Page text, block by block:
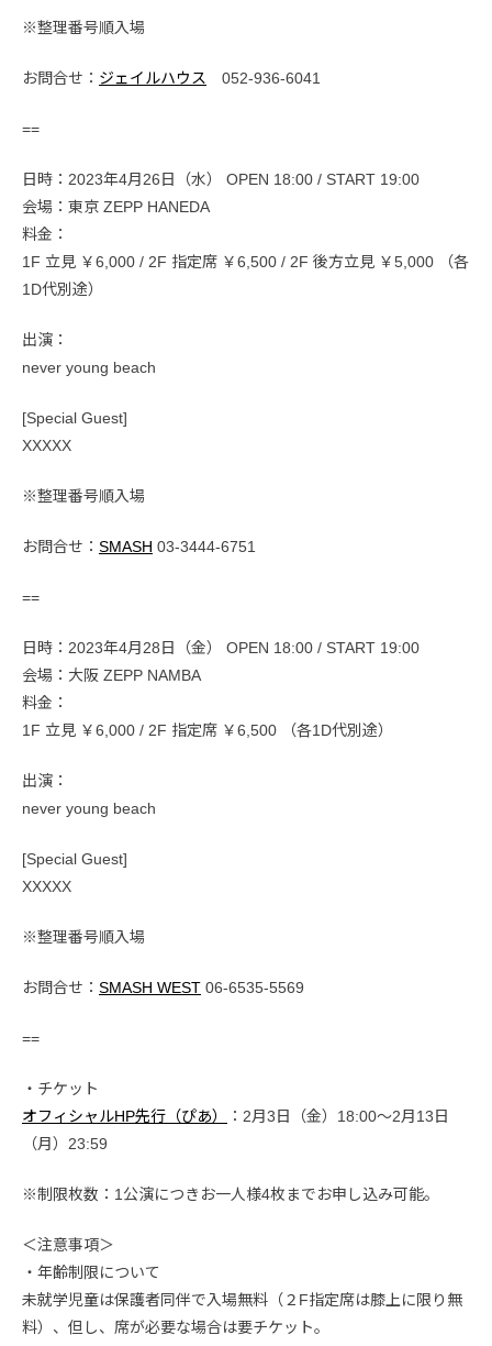
※整理番号順入場
お問合せ： ジェイルハウス 052-936-6041
==
日時：2023年4月26日（水） OPEN 18:00 / START 19:00
会場：東京 ZEPP HANEDA
料金：
1F 立見 ￥6,000 / 2F 指定席 ￥6,500 / 2F 後方立見 ￥5,000 （各
1D代別途）
出演：
never young beach
[Special Guest]
XXXXX
※整理番号順入場
お問合せ： SMASH 03-3444-6751
==
日時：2023年4月28日（金） OPEN 18:00 / START 19:00
会場：大阪 ZEPP NAMBA
料金：
1F 立見 ￥6,000 / 2F 指定席 ￥6,500 （各1D代別途）
出演：
never young beach
[Special Guest]
XXXXX
※整理番号順入場
お問合せ： SMASH WEST 06-6535-5569
==
・チケット
オフィシャルHP先行（ぴあ）
：2月3日（金）18:00～2月13日
（月）23:59
※制限枚数：1公演につきお一人様4枚までお申し込み可能。
＜注意事項＞
・年齢制限について
未就学児童は保護者同伴で入場無料（２F指定席は膝上に限り無
料）、但し、席が必要な場合は要チケット。